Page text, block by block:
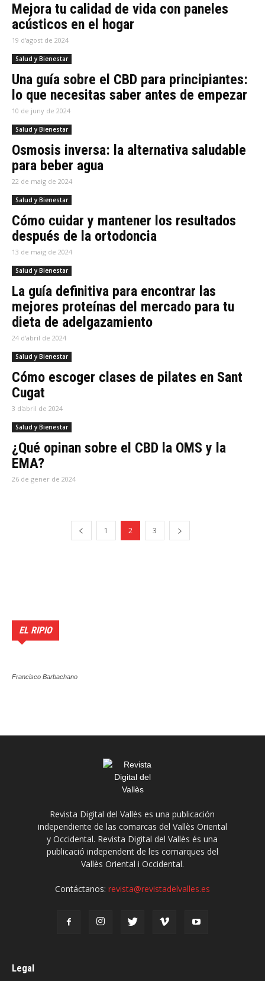
Mejora tu calidad de vida con paneles
acústicos en el hogar
19 d'agost de 2024
Salud y Bienestar
Una guía sobre el CBD para principiantes:
lo que necesitas saber antes de empezar
10 de juny de 2024
Salud y Bienestar
Osmosis inversa: la alternativa saludable
para beber agua
22 de maig de 2024
Salud y Bienestar
Cómo cuidar y mantener los resultados
después de la ortodoncia
13 de maig de 2024
Salud y Bienestar
La guía definitiva para encontrar las
mejores proteínas del mercado para tu
dieta de adelgazamiento
24 d'abril de 2024
Salud y Bienestar
Cómo escoger clases de pilates en Sant
Cugat
3 d'abril de 2024
Salud y Bienestar
¿Qué opinan sobre el CBD la OMS y la
EMA?
26 de gener de 2024
1 2 3
EL RIPIO
Francisco Barbachano
Revista Digital del Vallès es una publicación
independiente de las comarcas del Vallès Oriental
y Occidental. Revista Digital del Vallès és una
publicació independent de les comarques del
Vallès Oriental i Occidental.
Contáctanos: revista@revistadelvalles.es
Legal